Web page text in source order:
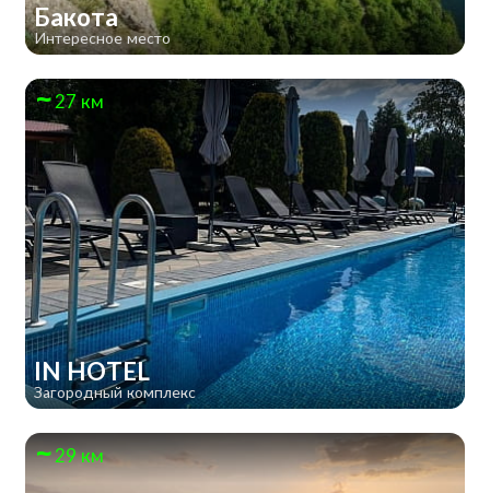
Бакота
Интересное место
27 км
IN HOTEL
Загородный комплекс
29 км